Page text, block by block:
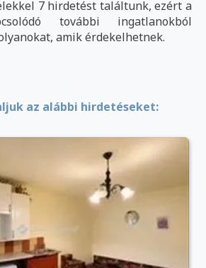
7 hirdetést találtunk, ezért a
további ingatlanokból
amik érdekelhetnek.
az alábbi hirdetéseket: